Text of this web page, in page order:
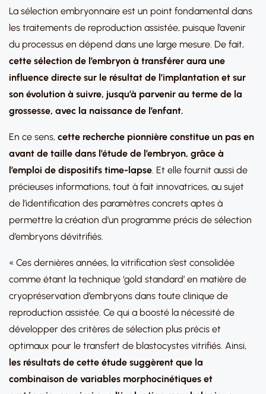
La sélection embryonnaire est un point fondamental dans
les traitements de reproduction assistée, puisque l’avenir
du processus en dépend dans une large mesure. De fait,
cette sélection de l’embryon à transférer aura une
influence directe sur le résultat de l’implantation et sur
son évolution à suivre, jusqu’à parvenir au terme de la
grossesse, avec la naissance de l’enfant.
En ce sens, cette recherche pionnière constitue un pas en
avant de taille dans l’étude de l’embryon, grâce à
l’emploi de dispositifs time-lapse. Et elle fournit aussi de
précieuses informations, tout à fait innovatrices, au sujet
de l’identification des paramètres concrets aptes à
permettre la création d’un programme précis de sélection
d’embryons dévitrifiés.
« Ces dernières années, la vitrification s’est consolidée
comme étant la technique ‘gold standard’ en matière de
cryopréservation d’embryons dans toute clinique de
reproduction assistée. Ce qui a boosté la nécessité de
développer des critères de sélection plus précis et
optimaux pour le transfert de blastocystes vitrifiés. Ainsi,
les résultats de cette étude suggèrent que la
combinaison de variables morphocinétiques et